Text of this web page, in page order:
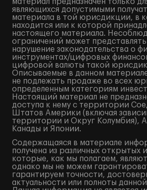
являющихся допустимыми
материала в той юрисдикции, в
находится или к которой
настоящего материала.
ограничений может
нарушение законодательства о
инструментах/цифровых
цифровой валюты такой
Описываемые в данном
не подлежать продаже во всех
определенным категориям
Настоящий материал не
доступа к нему с территории
Штатов Америки (включая
территории и Округ Колумбия),
Канады и Японии.
Содержащаяся в материале
получена из различных открытых
которые, как мы полагаем,
однако мы не можем
гарантируем точности,
актуальности или полноты